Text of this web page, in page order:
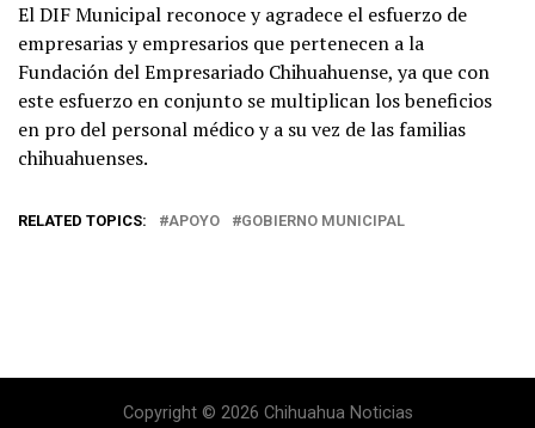
El DIF Municipal reconoce y agradece el esfuerzo de
empresarias y empresarios que pertenecen a la
Fundación del Empresariado Chihuahuense, ya que con
este esfuerzo en conjunto se multiplican los beneficios
en pro del personal médico y a su vez de las familias
chihuahuenses.
RELATED TOPICS: APOYO GOBIERNO MUNICIPAL
Copyright © 2026 Chihuahua Noticias